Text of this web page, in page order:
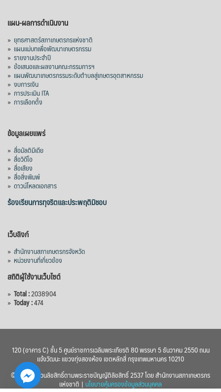
View on Facebook
สภาเกษตรกรแห่งชาติ
3 days ago
คณะรัฐมนตรี อนุมัติโครงการอ่างเก็บน้ำ
คลองวังโตนด วงเงิน 7,200 ล้านบาท สะท้อน
ผลสำเร็จการผลักดันข้อเสนอเชิงนโยบายของ
เมื่อวันที่ 5 สิงหาคม 2569 คณะรัฐมนตรีมีมติ
อนุมัติโครงการอ่างเก็บน้ำคลองวังโตนด
จังหวัดจันทบุรี กรอบวงเงิน 7,200 ล้านบาท
กำหนดระยะเวลาดำเนินงาน 7 ปี (พ.ศ. 2570–
2576) โดยโครงการมีความจุ 99.50 ล้าน
ลูกบาศก์เมตร สามารถสนับสนุนพื้นที่
ชลประทานกว่า 87,700 ไร่ เพิ่ม
View on Facebook
แผน-ผลการดำเนินงาน
» ยุทธศาสตร์สภาเกษตรกรแห่งชาติ
» แผนแม่บทเพื่อพัฒนาเกษตรกรรม
» รายงานประจำปี
» ข้อเสนอและผลงานคณะกรรมการฯ
» แผนพัฒนาเกษตรกรรมระดับตำบลสู่เกษตรอุตสาหกรรม
» งบการเงิน
» การประเมิน ITA
» การเลือกตั้ง
ข้อมูลเผยแพร่
» สื่อมัลติมีเดีย
» สื่อวิดีโอ
» สื่อเสียง
» สื่อสิ่งพิมพ์
» ดาวน์โหลดเอกสาร
ร้องเรียนการทุจริตและประพฤติมิชอบ
เว็บลิงก์
» สำนักงานสภาเกษตรกรจังหวัด
» หน่วยงานที่เกี่ยวข้อง
สถิติผู้ใช้งานเว็บไซต์
» Total :2038904
» Today :474
120 (อาคาร C) ชั้น 5 ศูนย์ราชการเฉลิมพระเกียรติ 80 พรรษา 5 ธันวาคม 2550 ถนน
แจ้งวัฒนะ แขวงทุ่งสองห้อง เขตหลักสี่ กรุงเทพมหานคร 10210
© 2560 สงวนลิขสิทธิ์ตามพระราชบัญญัติลิขสิทธิ์ 2537 โดย สำนักงานสภาเกษตรกร
แห่งชาติ | นโยบายคุ้มครองข้อมูลส่วนบุคคล